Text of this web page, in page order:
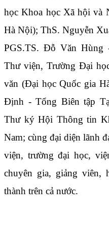
học Khoa học Xã hội và
Hà Nội); ThS. Nguyễn
PGS.TS. Đỗ Văn
Thư viện, Trường Đại
văn (Đại học Quốc gia
Định - Tổng Biên tập
Thư ký Hội Thông tin
Nam; cùng đại diện lãnh
viện, trường đại học,
chuyên gia, giảng viên,
thành trên cả nước.